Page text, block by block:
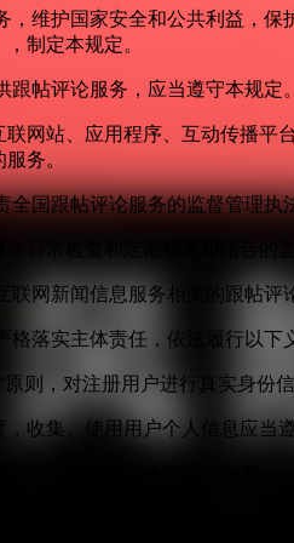
，维护国家安全和公共利益，
制定本规定。
帖评论服务，应当遵守本规定。
网站、应用程序、互动传播平
务。
全国跟帖评论服务的监督管理
日常检查和定期检查相结合
联网新闻信息服务相关的跟帖
落实主体责任，依法履行以下
原则，对注册用户进行真实身
，收集、使用用户个人信息应
的，应当建立先审后发制度。
务的，应当在同一平台和页面同